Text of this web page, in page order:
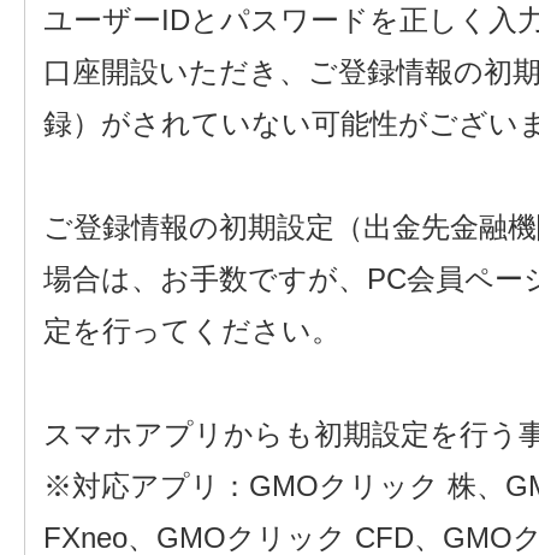
ユーザーIDとパスワードを正しく入
口座開設いただき、ご登録情報の初
録）がされていない可能性がござい
ご登録情報の初期設定（出金先金融
場合は、お手数ですが、PC会員ペ
定を行ってください。
スマホアプリからも初期設定を行う
※対応アプリ：GMOクリック 株、
FXneo、GMOクリック CFD、GMO